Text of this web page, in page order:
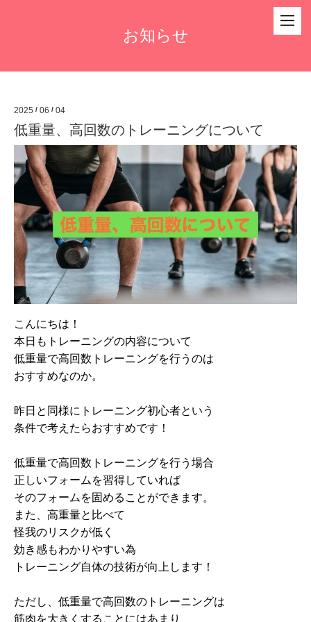
お知らせ
2025 / 06 / 04
低重量、高回数のトレーニングについて
こんにちは！
本日もトレーニングの内容について
低重量で高回数トレーニングを行うのは
おすすめなのか。
昨日と同様にトレーニング初心者という
条件で考えたらおすすめです！
低重量で高回数トレーニングを行う場合
正しいフォームを習得していれば
そのフォームを固めることができます。
また、高重量と比べて
怪我のリスクが低く
効き感もわかりやすい為
トレーニング自体の技術が向上します！
ただし、低重量で高回数のトレーニングは
筋肉を大きくすることにはあまり